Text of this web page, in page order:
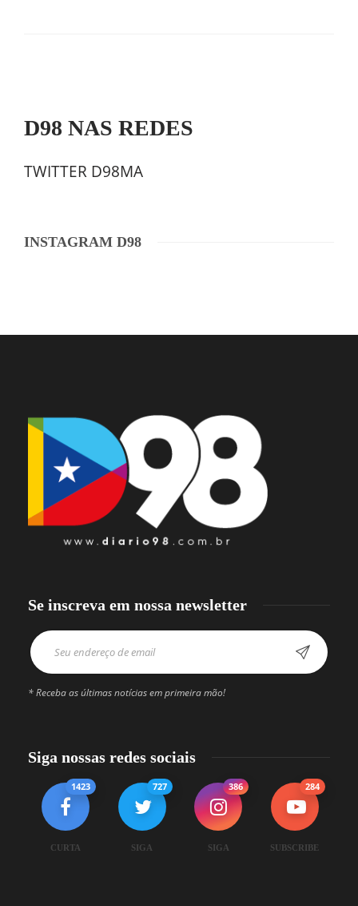
D98 NAS REDES
TWITTER D98MA
INSTAGRAM D98
Se inscreva em nossa newsletter
* Receba as últimas notícias em primeira mão!
Siga nossas redes sociais
1423
CURTA
727
SIGA
386
SIGA
284
SUBSCRIBE